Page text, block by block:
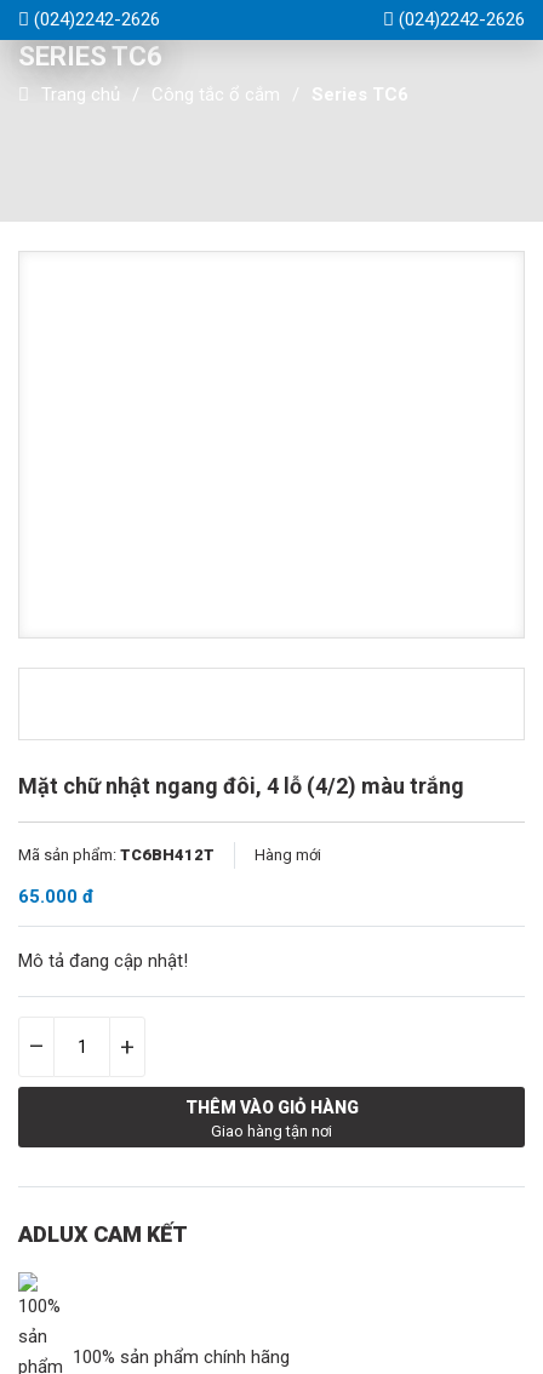
(024)2242-2626 (024)2242-2626
SERIES TC6
Trang chủ Công tắc ổ cắm Series TC6
Mặt chữ nhật ngang đôi, 4 lỗ (4/2) màu trắng
Mã sản phẩm: TC6BH412T Hàng mới
65.000 đ
Mô tả đang cập nhật!
– +
THÊM VÀO GIỎ HÀNG
Giao hàng tận nơi
ADLUX CAM KẾT
100% sản phẩm chính hãng